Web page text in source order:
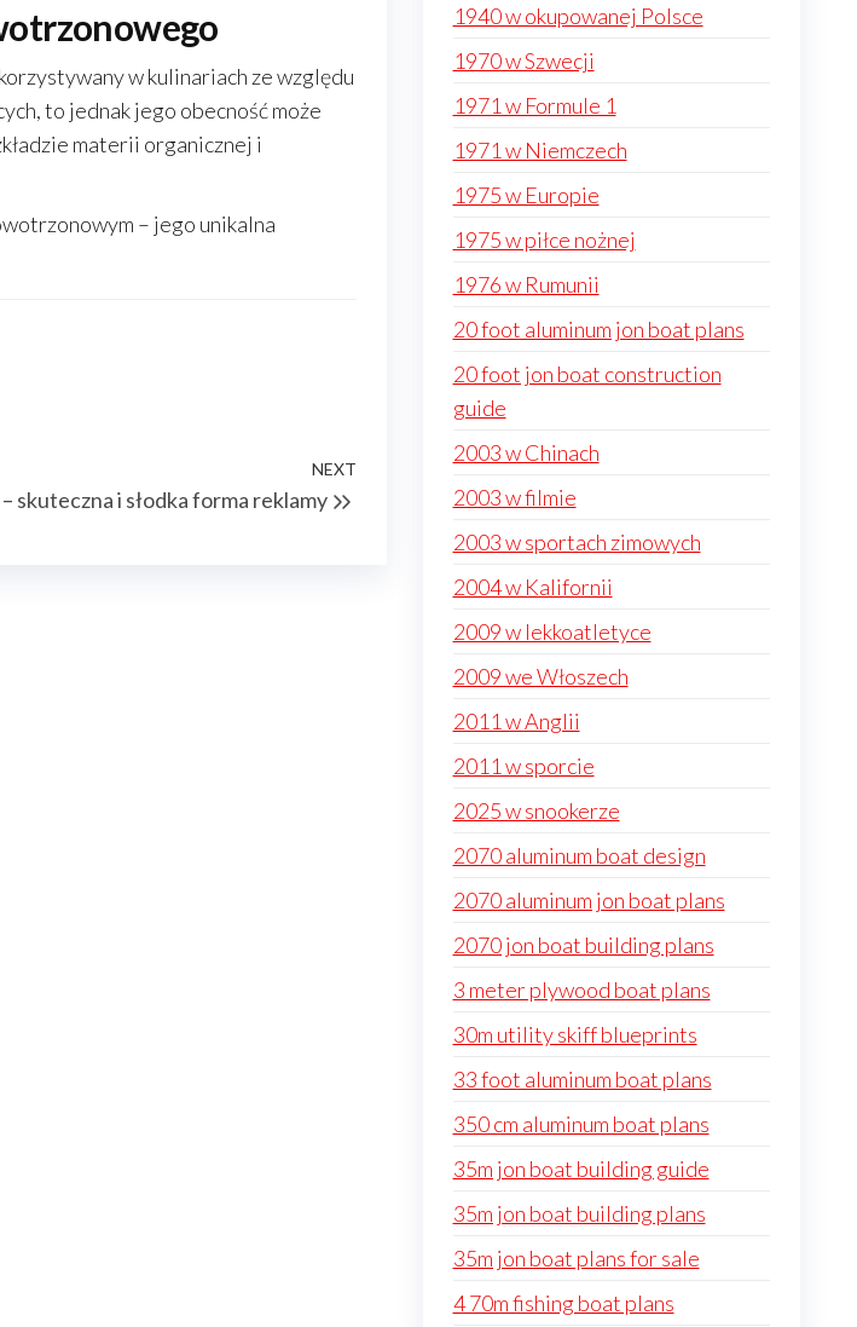
w kulinariach ze względu
to jednak jego obecność może
materii organicznej i
– jego unikalna
Next
NEXT
skuteczna i słodka forma reklamy
1940 w okupowanej Polsce
1970 w Szwecji
1971 w Formule 1
1971 w Niemczech
1975 w Europie
1975 w piłce nożnej
1976 w Rumunii
20 foot aluminum jon boat plans
20 foot jon boat construction
guide
2003 w Chinach
2003 w filmie
2003 w sportach zimowych
2004 w Kalifornii
2009 w lekkoatletyce
2009 we Włoszech
2011 w Anglii
2011 w sporcie
2025 w snookerze
2070 aluminum boat design
2070 aluminum jon boat plans
2070 jon boat building plans
3 meter plywood boat plans
30m utility skiff blueprints
33 foot aluminum boat plans
350 cm aluminum boat plans
35m jon boat building guide
35m jon boat building plans
35m jon boat plans for sale
4 70m fishing boat plans